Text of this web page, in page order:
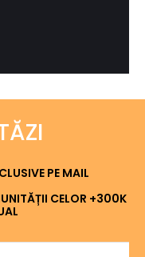
PE MAIL
CELOR +300K